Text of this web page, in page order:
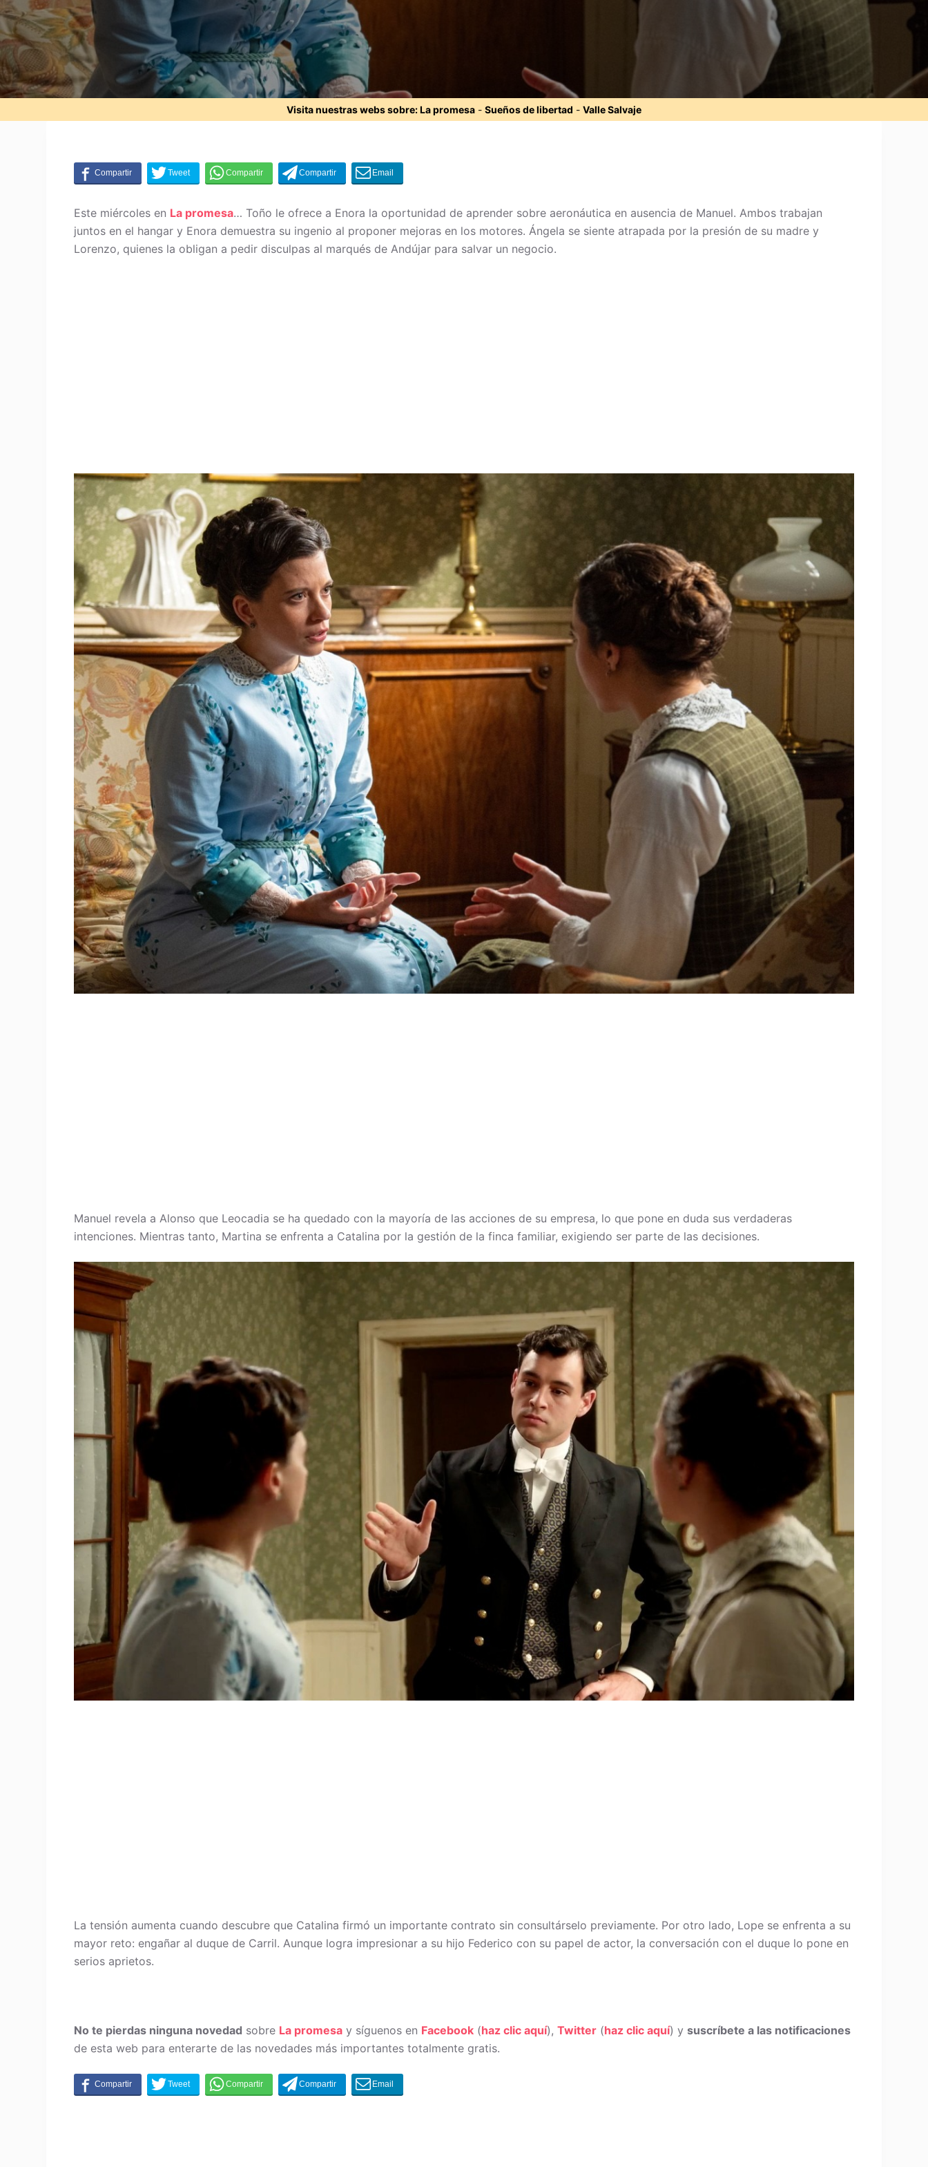
Visita nuestras webs sobre:La promesa - Sueños de libertad - Valle Salvaje
Este miércoles en La promesa… Toño le ofrece a Enora la oportunidad de aprender sobre aeronáutica en ausencia de Manuel. Ambos trabajan
juntos en el hangar y Enora demuestra su ingenio al proponer mejoras en los motores. Ángela se siente atrapada por la presión de su madre y
Lorenzo, quienes la obligan a pedir disculpas al marqués de Andújar para salvar un negocio.
Manuel revela a Alonso que Leocadia se ha quedado con la mayoría de las acciones de su empresa, lo que pone en duda sus verdaderas
intenciones. Mientras tanto, Martina se enfrenta a Catalina por la gestión de la finca familiar, exigiendo ser parte de las decisiones.
La tensión aumenta cuando descubre que Catalina firmó un importante contrato sin consultárselo previamente. Por otro lado, Lope se enfrenta a su
mayor reto: engañar al duque de Carril. Aunque logra impresionar a su hijo Federico con su papel de actor, la conversación con el duque lo pone en
serios aprietos.
No te pierdas ninguna novedad sobre La promesa y síguenos en Facebook (haz clic aquí),Twitter (haz clic aquí) ysuscríbete a las notificaciones
de esta web para enterarte de las novedades más importantes totalmente gratis.